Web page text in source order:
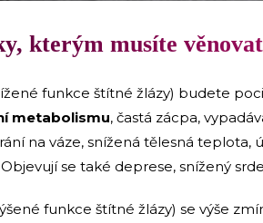
kterým musíte
funkce štítné žlázy) budete
metabolismu, častá zácpa,
na váze, snížená tělesná teplota,
se také deprese, snížený
funkce štítné žlázy) se výše